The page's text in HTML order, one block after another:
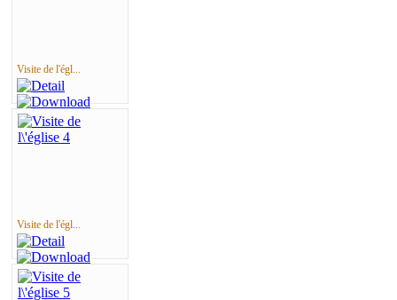
Visite de l'égl...
Visite de l'égl...